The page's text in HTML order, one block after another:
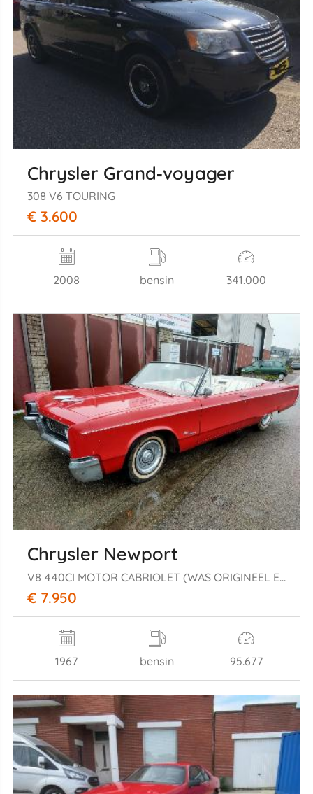
Chrysler Grand‑voyager
308 V6 TOURING
€ 3.600
2008 bensin 341.000
Chrysler Newport
V8 440CI MOTOR CABRIOLET (WAS ORIGINEEL EEN COUPE)
€ 7.950
1967 bensin 95.677